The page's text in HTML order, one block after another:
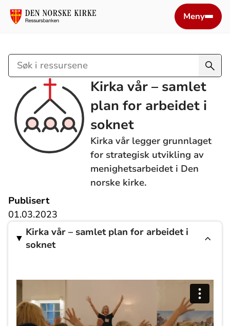
Meny
Søk
i
ressursene
Kirka vår – samlet
plan for arbeidet i
soknet
Kirka vår legger grunnlaget
for strategisk utvikling av
menighetsarbeidet i Den
norske kirke.
Publisert
01.03.2023
Kirka vår – samlet plan for arbeidet i
soknet